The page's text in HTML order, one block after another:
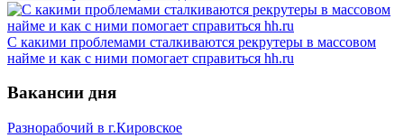
С какими проблемами сталкиваются рекрутеры в массовом
найме и как с ними помогает справиться hh.ru
Вакансии дня
Разнорабочий в г.Кировское